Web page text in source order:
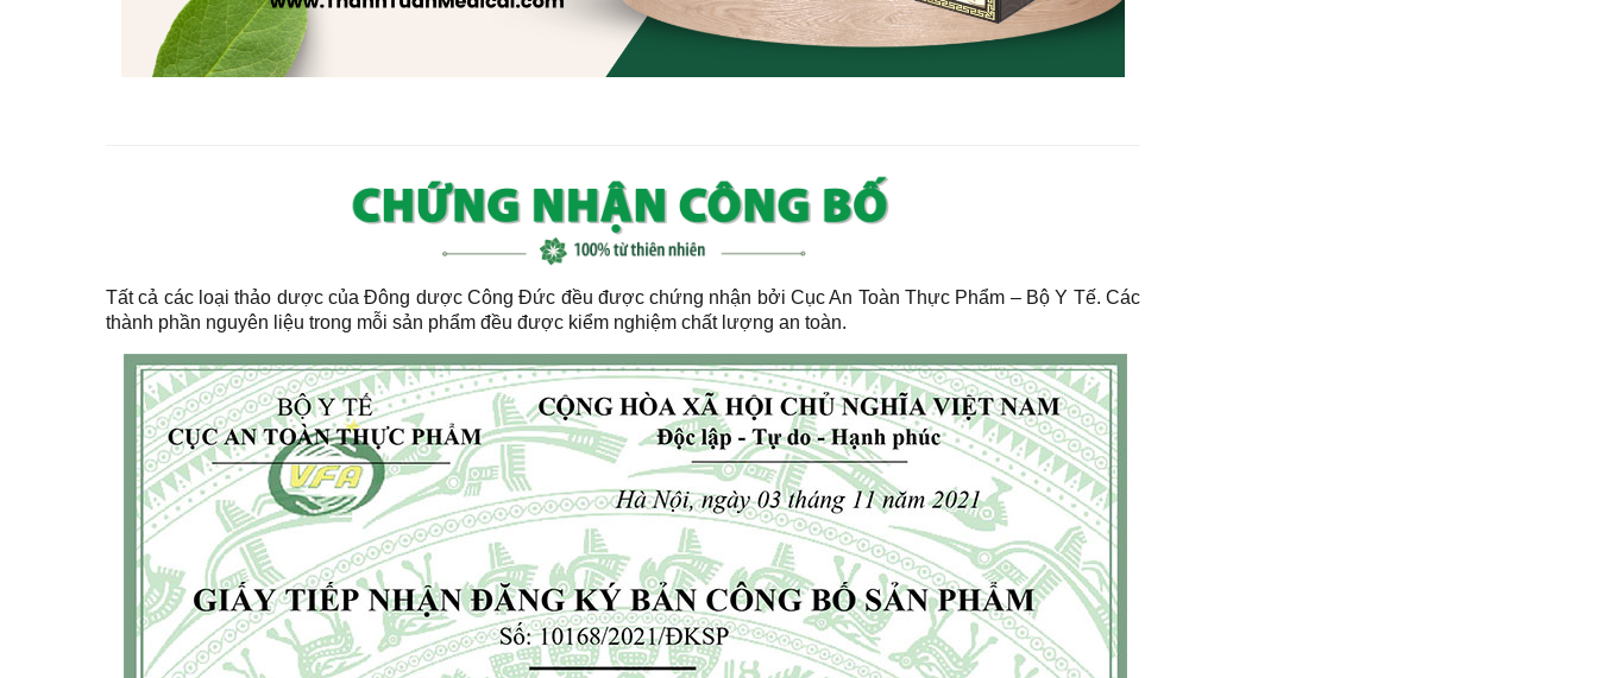
Tất cả các loại thảo dược của Đông dược Công Đức đều được chứng nhận bởi Cục An Toàn Thực Phẩm – Bộ Y Tế. Các
thành phần nguyên liệu trong mỗi sản phẩm đều được kiểm nghiệm chất lượng an toàn.